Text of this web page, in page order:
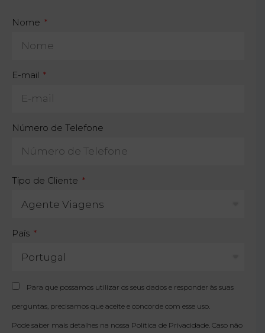
Nome
E-mail
Número de Telefone
Tipo de Cliente
País
Para que possamos utilizar os seus dados e responder às suas
perguntas, precisamos que aceite e concorde com esse uso.
Pode saber mais detalhes na nossa Política de Privacidade. Caso não